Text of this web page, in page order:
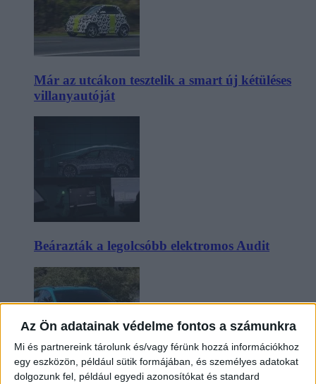
Az Ön adatainak védelme fontos a számunkra
Mi és partnereink tárolunk és/vagy férünk hozzá információkhoz
egy eszközön, például sütik formájában, és személyes adatokat
dolgozunk fel, például egyedi azonosítókat és standard
Már az utcákon tesztelik a smart új kétüléses
villanyautóját
Beárazták a legolcsóbb elektromos Audit